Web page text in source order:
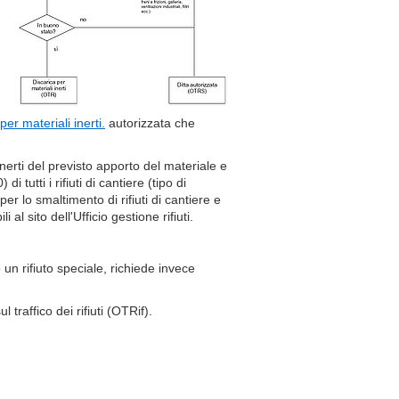
materiali inerti. autorizzata che
del previsto apporto del materiale e
di tutti i rifiuti di cantiere (tipo di
lo smaltimento di rifiuti di cantiere e
al sito dell'Ufficio gestione rifiuti.
rifiuto speciale, richiede invece
traffico dei rifiuti (OTRif).